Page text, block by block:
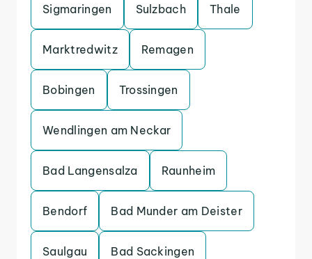
Sigmaringen Sulzbach Thale
Marktredwitz Remagen
Bobingen Trossingen
Wendlingen am Neckar
Bad Langensalza Raunheim
Bendorf Bad Munder am Deister
Saulgau Bad Sackingen